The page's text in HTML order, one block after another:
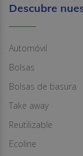
Descubre
Automóvil
Bolsas
Bolsas de basura
Take away
Reutilizable
Ecoline